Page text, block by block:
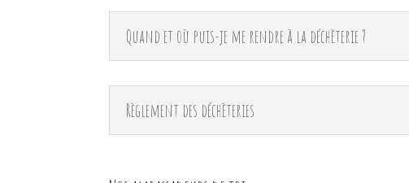
Quand et où puis-je me rendre à la déchèterie ?
Règlement des déchèteries